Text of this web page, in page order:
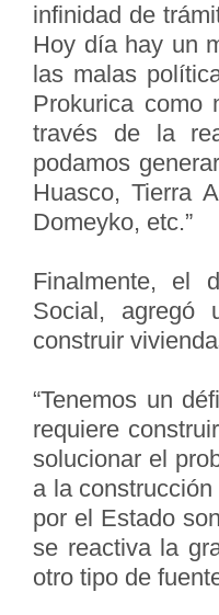
infinidad de
Hoy día hay un
las malas
Prokurica como
través de la
podamos
Huasco, Tierra
Domeyko, etc.”
Finalmente, el
Social, agregó
construir
“Tenemos un
requiere
solucionar el
a la
por el Estado
se reactiva la
otro tipo de